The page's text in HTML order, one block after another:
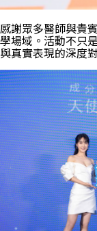
感謝眾多醫師與貴
學場域。活動不只
與真實表現的深度